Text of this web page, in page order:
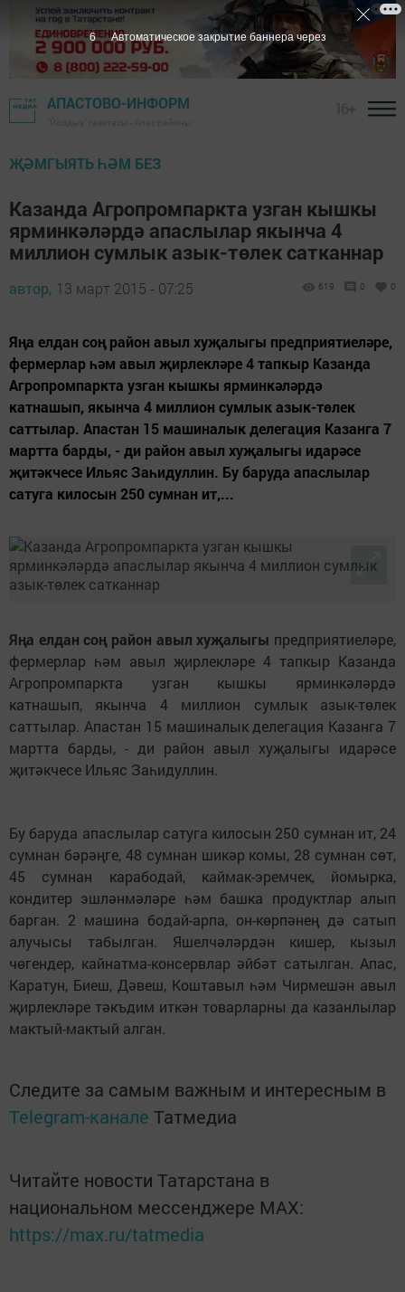
АПАСТОВО-ИНФОРМ
ҖӘМГЫЯТЬ ҺӘМ БЕЗ
Казанда Агропромпаркта узган кышкы
ярминкәләрдә апаслылар якынча 4
миллион сумлык азык-төлек сатканнар
автор, 13 март 2015 - 07:25 619 0 0
Яңа елдан соң район авыл хуҗалыгы предприятиеләре,
фермерлар һәм авыл җирлекләре 4 тапкыр Казанда
Агропромпаркта узган кышкы ярминкәләрдә
катнашып, якынча 4 миллион сумлык азык-төлек
саттылар. Апастан 15 машиналык делегация Казанга 7
мартта барды, - ди район авыл хуҗалыгы идарәсе
җитәкчесе Ильяс Заһидуллин. Бу баруда апаслылар
сатуга килосын 250 сумнан ит,...
Яңа елдан соң район авыл хуҗалыгы предприятиеләре,
фермерлар һәм авыл җирлекләре 4 тапкыр Казанда
Агропромпаркта узган кышкы ярминкәләрдә
катнашып, якынча 4 миллион сумлык азык-төлек
саттылар. Апастан 15 машиналык делегация Казанга 7
мартта барды, - ди район авыл хуҗалыгы идарәсе
җитәкчесе Ильяс Заһидуллин.
Бу баруда апаслылар сатуга килосын 250 сумнан ит, 24
сумнан бәрәңге, 48 сумнан шикәр комы, 28 сумнан сөт,
45 сумнан карабодай, каймак-эремчек, йомырка,
кондитер эшләнмәләре һәм башка продуктлар алып
барган. 2 машина бодай-арпа, он-көрпәнең дә сатып
алучысы табылган. Яшелчәләрдән кишер, кызыл
чөгендер, кайнатма-консервлар әйбәт сатылган. Апас,
Каратун, Биеш, Дәвеш, Коштавыл һәм Чирмешән авыл
җирлекләре тәкъдим иткән товарларны да казанлылар
мактый-мактый алган.
Следите за самым важным и интересным в
Telegram-канале Татмедиа
Читайте новости Татарстана в
национальном мессенджере MАХ:
https://max.ru/tatmedia
5 Автоматическое закрытие баннера через